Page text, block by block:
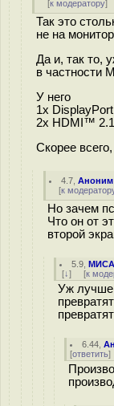
[к модератору]
Так это
не на
Да и, так то,
в частности
У него
1x
2x HDMI™
Скорее
4.7 ,Аноним
[к
Но зачем
Что он от
второй
5.9 ,
[↓] [к
Уж лучше
6.44 ,
[ответить]